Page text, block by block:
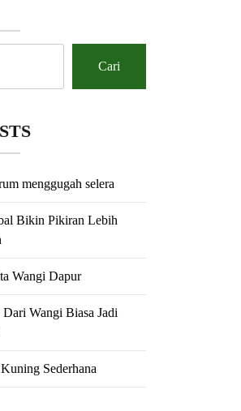
Cari
menggugah selera
Bikin Pikiran Lebih
Wangi Dapur
Wangi Biasa Jadi
Sederhana